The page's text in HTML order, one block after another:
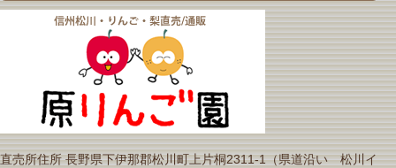
直売所住所 長野県下伊那郡松川町上片桐2311-1（県道沿い 松川イ